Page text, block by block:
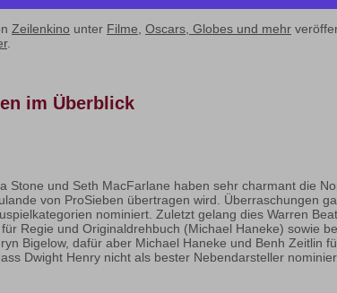
Zeilenkino unter Filme, Oscars, Globes und mehr
.
im Überblick
Stone und Seth MacFarlane haben sehr charmant die
von ProSieben übertragen wird. Überraschungen
nominiert. Zuletzt gelang dies Warren
Regie und Originaldrehbuch (Michael Haneke) sowie
Bigelow, dafür aber Michael Haneke und Benh Zeitlin
Dwight Henry nicht als bester Nebendarsteller